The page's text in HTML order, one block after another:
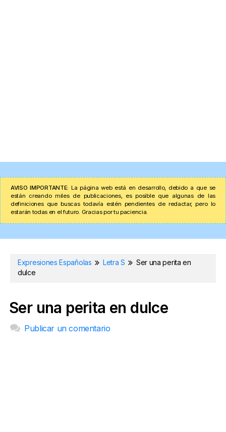
AVISO IMPORTANTE: La página web está en desarrollo, debido a que se
están creando miles de publicaciones, es posible que algunas de las
definiciones que buscas todavía estén pendientes de redactar, pero lo
estarán todas en el futuro. Gracias por tu paciencia.
Expresiones Españolas Letra S
Ser una perita en
dulce
Ser una perita en dulce
Publicar un comentario